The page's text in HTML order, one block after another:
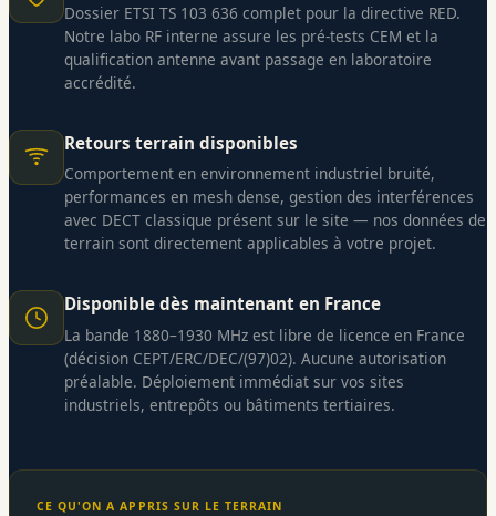
Dossier ETSI TS 103 636 complet pour la directive RED.
Notre labo RF interne assure les pré-tests CEM et la
qualification antenne avant passage en laboratoire
accrédité.
Retours terrain disponibles
Comportement en environnement industriel bruité,
performances en mesh dense, gestion des interférences
avec DECT classique présent sur le site — nos données de
terrain sont directement applicables à votre projet.
Disponible dès maintenant en France
La bande 1880–1930 MHz est libre de licence en France
(décision CEPT/ERC/DEC/(97)02). Aucune autorisation
préalable. Déploiement immédiat sur vos sites
industriels, entrepôts ou bâtiments tertiaires.
CE QU'ON A APPRIS SUR LE TERRAIN